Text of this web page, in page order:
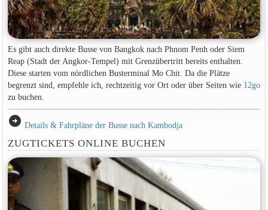
Es gibt auch direkte Busse von Bangkok nach Phnom Penh oder Siem
Reap (Stadt der Angkor-Tempel) mit Grenzübertritt bereits enthalten.
Diese starten vom nördlichen Busterminal Mo Chit. Da die Plätze
begrenzt sind, empfehle ich, rechtzeitig vor Ort oder über Seiten wie 12go
zu buchen.
arrow_circle_right Details & Fahrpläne der Busse nach Kambodja
ZUGTICKETS ONLINE BUCHEN